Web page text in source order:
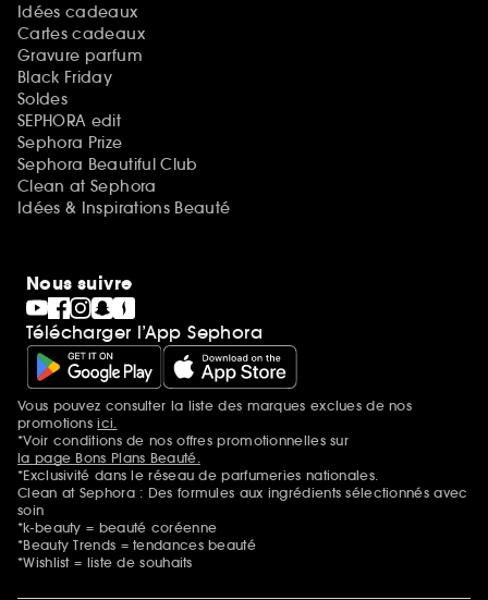
Idées cadeaux
Cartes cadeaux
Gravure parfum
Black Friday
Soldes
SEPHORA edit
Sephora Prize
Sephora Beautiful Club
Clean at Sephora
Idées & Inspirations Beauté
Nous suivre
Télécharger l’App Sephora
Mentions additionnelles
Vous pouvez consulter la liste des marques exclues de nos
promotionsici.
*Voir conditions de nos offres promotionnelles sur
la page Bons Plans Beauté.
*Exclusivité dans le réseau de parfumeries nationales.
Clean at Sephora : Des formules aux ingrédients sélectionnés avec
soin
*k-beauty = beauté coréenne
*Beauty Trends = tendances beauté
*Wishlist = liste de souhaits